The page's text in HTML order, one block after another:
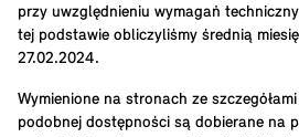
przy uwzględnieniu wymagań
tej podstawie obliczyliśmy średnią
27.02.2024.
Wymienione na stronach ze
podobnej dostępności są dobierane na